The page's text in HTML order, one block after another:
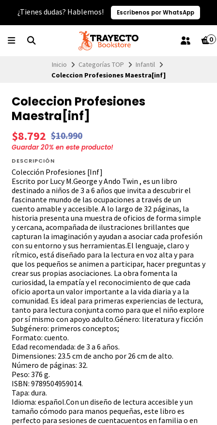
¿Tienes dudas? Hablemos! Escríbenos por WhatsApp
0
Inicio Categorías TOP
Infantil
Coleccion Profesiones Maestra[inf]
Coleccion Profesiones
Maestra[inf]
$8.792 $10.990
Guardar20% en este producto!
DESCRIPCIÓN
Colección Profesiones [Inf]
Escrito por Lucy M.George y Ando Twin , es un libro
destinado a niños de 3 a 6 años que invita a descubrir el
fascinante mundo de las ocupaciones a través de un
cuento amable y accesible. A lo largo de 32 páginas, la
historia presenta una muestra de oficios de forma simple
y cercana, acompañada de ilustraciones brillantes que
capturan la imaginación y ayudan a asociar cada profesión
con su entorno y sus herramientas.El lenguaje, claro y
rítmico, está diseñado para la lectura en voz alta y para
que los pequeños se animen a participar, hacer preguntas y
crear sus propias asociaciones. La obra fomenta la
curiosidad, la empatía y el reconocimiento de que cada
oficio aporta un valor importante a la vida diaria y a la
comunidad. Es ideal para primeras experiencias de lectura,
tanto para lectura conjunta como para que el niño explore
por sí mismo con apoyo adulto.Género: literatura y ficción
Subgénero: primeros conceptos;
Formato: cuento.
Edad recomendada: de 3 a 6 años.
Dimensiones: 23.5 cm de ancho por 26 cm de alto.
Número de páginas: 32.
Peso: 376 g.
ISBN: 9789504959014.
Tapa: dura.
Idioma: español.Con un diseño de lectura accesible y un
tamaño cómodo para manos pequeñas, este libro es
perfecto para sesiones de cuentacuentos en familia o en